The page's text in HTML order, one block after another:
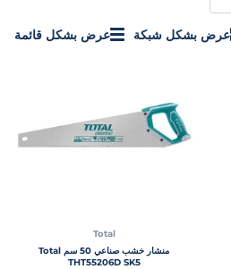
عرض بشكل شبكة عرض بشكل قائمة
Total
منشار خشب صناعي 50 سم Total
THT55206D SK5